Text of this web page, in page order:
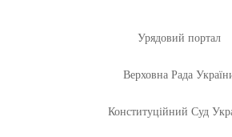
Урядовий портал
Верховна Рада
Конституційний Суд